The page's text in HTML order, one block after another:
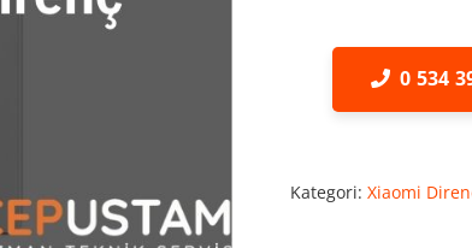
0 534
Kategori: Xiaomi